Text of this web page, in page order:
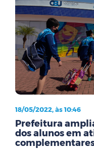
18/05/2022, às 10:46
Prefeitura
dos alunos em